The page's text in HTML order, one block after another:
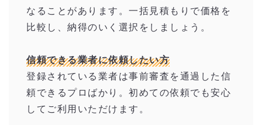
なることがあります。一括見積もりで価格を
比較し、納得のいく選択をしましょう。
信頼できる業者に依頼したい方
登録されている業者は事前審査を通過した信
頼できるプロばかり。初めての依頼でも安心
してご利用いただけます。